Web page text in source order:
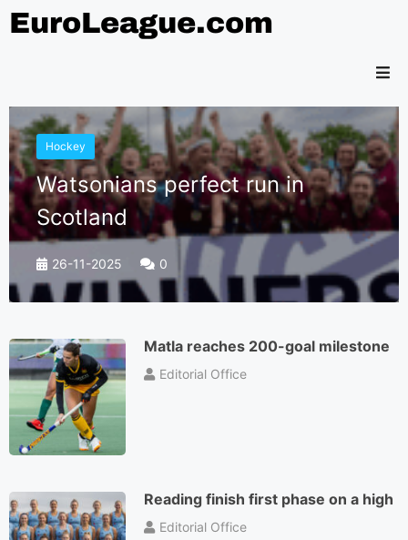
EuroLeague.com
Hockey
Watsonians perfect run in
Scotland
26-11-2025 0
Matla reaches 200-goal milestone
Editorial Office
Reading finish first phase on a high
Editorial Office